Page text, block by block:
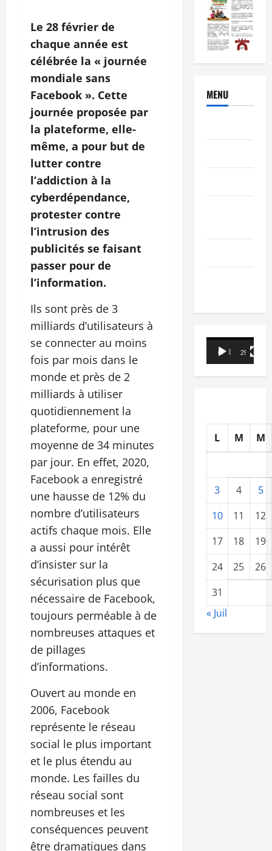
Le 28 février de
chaque année est
célébrée la « journée
mondiale sans
Facebook ». Cette
journée proposée par
la plateforme, elle-
même, a pour but de
lutter contre
l’addiction à la
cyberdépendance,
protester contre
l’intrusion des
publicités se faisant
passer pour de
l’information.
Ils sont près de 3
milliards d’utilisateurs à
se connecter au moins
fois par mois dans le
monde et près de 2
milliards à utiliser
quotidiennement la
plateforme, pour une
moyenne de 34 minutes
par jour. En effet, 2020,
Facebook a enregistré
une hausse de 12% du
nombre d’utilisateurs
actifs chaque mois. Elle
a aussi pour intérêt
d’insister sur la
sécurisation plus que
nécessaire de Facebook,
toujours perméable à de
nombreuses attaques et
de pillages
d’informations.
Ouvert au monde en
2006, Facebook
représente le réseau
social le plus important
et le plus étendu au
monde. Les failles du
réseau social sont
nombreuses et les
conséquences peuvent
être dramatiques dans
MENU
Lecteur
vidéo
00:00 29:21
L M M
3 4
5
10
11
12
17
18
19
24
25
26
31
« Juil